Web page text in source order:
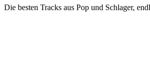
Die besten Tracks aus Pop und Schlager,